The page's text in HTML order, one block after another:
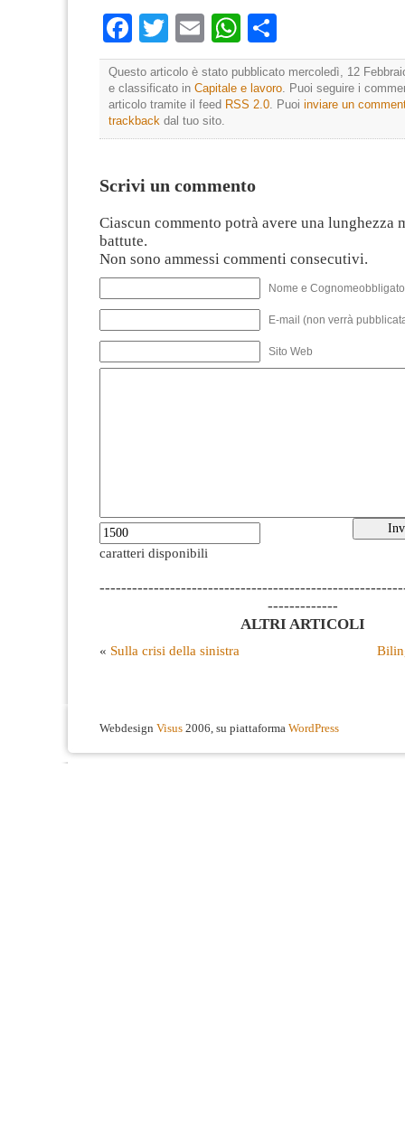
Facebook
TwitterEmailWhatsApp
Questo articolo è stato pubblicato mercoledì, 12
e classificato in Capitale e lavoro. Puoi seguire i
articolo tramite il feed RSS 2.0. Puoi inviare un
trackback dal tuo sito.
Scrivi un commento
Ciascun commento potrà avere una lunghezza
battute.
Non sono ammessi commenti consecutivi.
Nome e
E-mail (non verrà
Sito Web
caratteri disponibili
-------------
ALTRI ARTICOLI
« Sulla crisi della sinistra
Webdesign Visus 2006, su piattaforma WordPress